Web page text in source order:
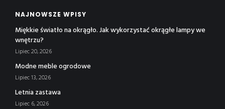
NAJNOWSZE WPISY
Miękkie światło na okrągło. Jak wykorzystać okrągłe lampy we
wnętrzu?
Lipiec 20, 2026
Modne meble ogrodowe
Lipiec 13, 2026
Letnia zastawa
Lipiec 6, 2026